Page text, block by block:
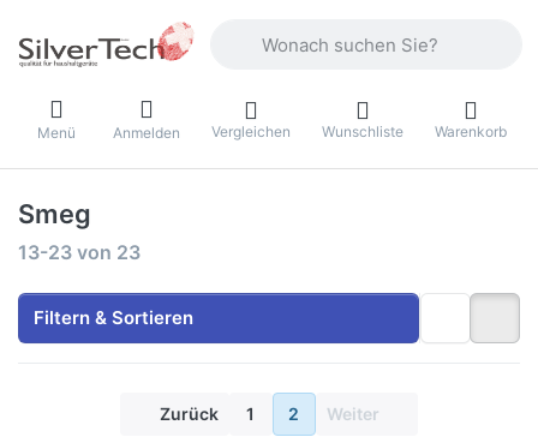
Menü Anmelden Vergleichen Wunschliste Warenkorb
Smeg
Suchergebnisse:
13-23 von 23
Filtern & Sortieren
Zurück 1 2 Weiter